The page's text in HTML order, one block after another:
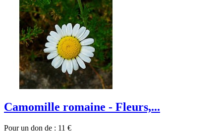
Camomille romaine - Fleurs,...
Pour un don de : 11 €